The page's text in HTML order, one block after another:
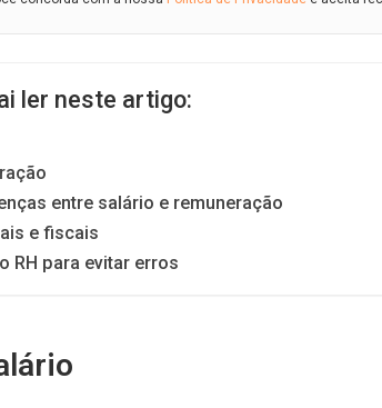
ler neste artigo:
entre salário e remuneração
e fiscais
RH para evitar erros